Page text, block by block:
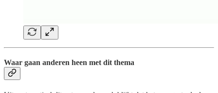
Waar gaan anderen heen met dit thema